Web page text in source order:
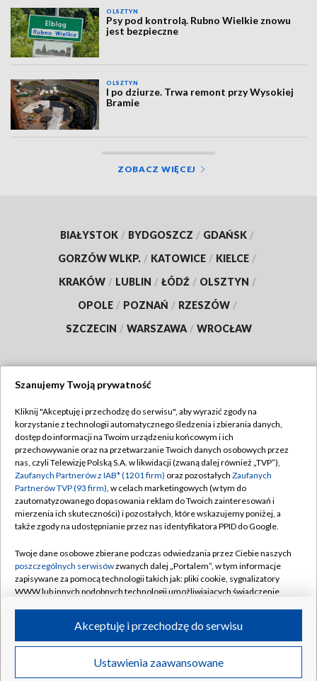
OLSZTYN
Psy pod kontrolą. Rubno Wielkie znowu
jest bezpieczne
OLSZTYN
I po dziurze. Trwa remont przy Wysokiej
Bramie
ZOBACZ WIĘCEJ
BIAŁYSTOK / BYDGOSZCZ / GDAŃSK /
GORZÓW WLKP. / KATOWICE / KIELCE /
KRAKÓW / LUBLIN / ŁÓDŹ / OLSZTYN /
OPOLE / POZNAŃ / RZESZÓW /
SZCZECIN / WARSZAWA / WROCŁAW
TVP
Abonament TVP
Emisja w TVP
Centrum informacji TVP
Naziemna Telewizja Cyfrowa
Rada Programowa
System NOS
Informacje o nadawcy
Program dla prasy
Ogłoszenie przetargowe
Regulamin TVP
Polityka prywatności
Moje zgody
Pomoc
Kontakt
Kanały
©2026 Telewizja Polska S.A. w likwidacji
Szanujemy Twoją prywatność
Kliknij "Akceptuję i przechodzę do serwisu", aby wyrazić zgody na
korzystanie z technologii automatycznego śledzenia i zbierania danych,
dostęp do informacji na Twoim urządzeniu końcowym i ich
przechowywanie oraz na przetwarzanie Twoich danych osobowych przez
nas, czyli Telewizję Polską S.A. w likwidacji (zwaną dalej również „TVP”),
Zaufanych Partnerów z IAB* (1201 firm) oraz pozostałych Zaufanych
Partnerów TVP (93 firm), w celach marketingowych (w tym do
zautomatyzowanego dopasowania reklam do Twoich zainteresowań i
mierzenia ich skuteczności) i pozostałych, które wskazujemy poniżej, a
także zgody na udostępnianie przez nas identyfikatora PPID do Google.
Twoje dane osobowe zbierane podczas odwiedzania przez Ciebie naszych
poszczególnych serwisówzwanych dalej „Portalem”, w tym informacje
zapisywane za pomocą technologii takich jak: pliki cookie, sygnalizatory
WWW lub innych podobnych technologii umożliwiających świadczenie
ruchu w Internecie.
Twoje dane osobowe zbierane podczas odwiedzania przez Ciebie
poszczególnych serwisówna Portalu, takie jak adresy IP, identyfikatory
Ustawienia zaawansowane
Akceptuję i przechodzę do serwisu